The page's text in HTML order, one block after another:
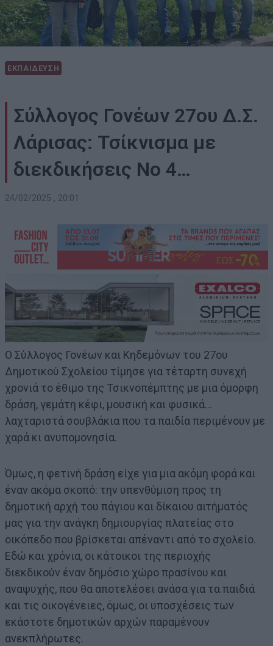
ΕΚΠΑΙΔΕΥΣΗ
Σύλλογος Γονέων 27ου Δ.Σ.
Λάρισας: Τσίκνισμα με
διεκδικήσεις Νο 4…
24/02/2025 , 20:01
Ο Σύλλογος Γονέων και Κηδεμόνων του 27ου
Δημοτικού Σχολείου τίμησε για τέταρτη συνεχή
χρονιά το έθιμο της Τσικνοπέμπτης με μια όμορφη
δράση, γεμάτη κέφι, μουσική και φυσικά…
λαχταριστά σουβλάκια που τα παιδία περιμένουν με
χαρά κι ανυπομονησία.
Όμως, η φετινή δράση είχε για μια ακόμη φορά και
έναν ακόμα σκοπό: την υπενθύμιση προς τη
δημοτική αρχή του πάγιου και δίκαιου αιτήματός
μας για την ανάγκη δημιουργίας πλατείας στο
οικόπεδο που βρίσκεται απέναντι από το σχολείο.
Εδώ και χρόνια, οι κάτοικοι της περιοχής
διεκδικούν έναν δημόσιο χώρο πρασίνου και
αναψυχής, που θα αποτελέσει ανάσα για τα παιδιά
και τις οικογένειες, όμως, οι υποσχέσεις των
εκάστοτε δημοτικών αρχών παραμένουν
ανεκπλήρωτες.